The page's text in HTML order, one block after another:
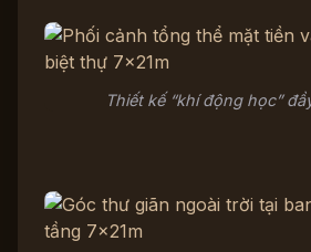
Thiết kế “khí động học”